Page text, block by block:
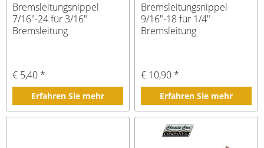
Bremsleitungsnippel
7/16"-24 für 3/16"
Bremsleitung
€ 5,40 *
Erfahren Sie mehr
Bremsleitungsnippel
9/16"-18 für 1/4"
Bremsleitung
€ 10,90 *
Erfahren Sie mehr